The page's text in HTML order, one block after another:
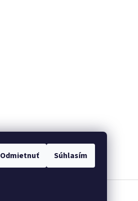
Odmietnuť Súhlasím